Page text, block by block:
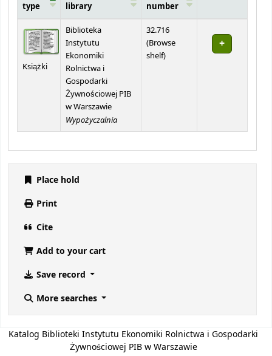
type
library
number
Książki
Biblioteka
Instytutu
Ekonomiki
Rolnictwa i
Gospodarki
Żywnościowej PIB
w Warszawie
Wypożyczalnia
32.716
(Browse
shelf(Opens below)
)
Place hold
Print
Cite
Add to your cart
Save record
More searches
Katalog Biblioteki Instytutu Ekonomiki Rolnictwa i Gospodarki
Żywnościowej PIB w Warszawie